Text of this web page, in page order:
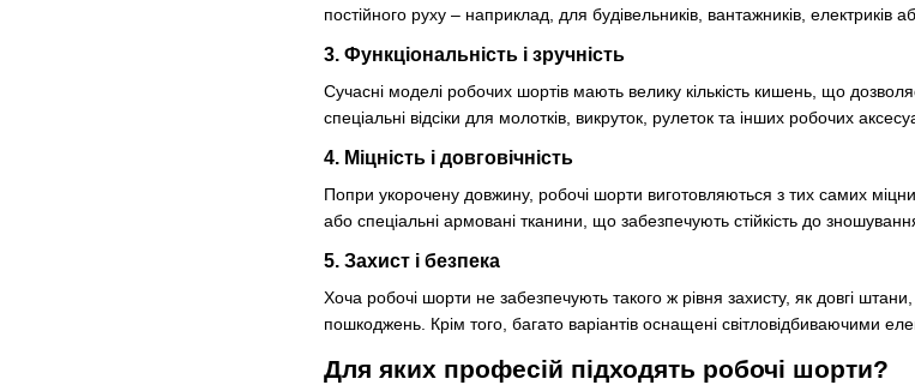
постійного руху – наприклад, для будівельників, вантажників, електриків
3. Функціональність і зручність
Сучасні моделі робочих шортів мають велику кількість кишень, що
спеціальні відсіки для молотків, викруток, рулеток та інших робочих
4. Міцність і довговічність
Попри укорочену довжину, робочі шорти виготовляються з тих самих
або спеціальні армовані тканини, що забезпечують стійкість до
5. Захист і безпека
Хоча робочі шорти не забезпечують такого ж рівня захисту, як довгі
пошкоджень. Крім того, багато варіантів оснащені світловідбиваючими
Для яких професій підходять робочі шорти?